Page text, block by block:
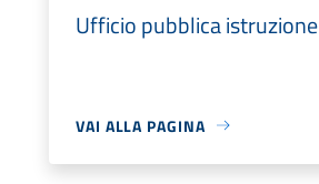
Ufficio pubblica istruzione
VAI ALLA PAGINA